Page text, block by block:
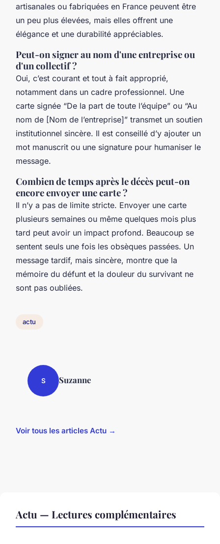
artisanales ou fabriquées en France peuvent être
un peu plus élevées, mais elles offrent une
élégance et une durabilité appréciables.
Peut-on signer au nom d'une entreprise ou
d'un collectif ?
Oui, c’est courant et tout à fait approprié,
notamment dans un cadre professionnel. Une
carte signée “De la part de toute l’équipe” ou “Au
nom de [Nom de l’entreprise]” transmet un soutien
institutionnel sincère. Il est conseillé d’y ajouter un
mot manuscrit ou une signature pour humaniser le
message.
Combien de temps après le décès peut-on
encore envoyer une carte ?
Il n’y a pas de limite stricte. Envoyer une carte
plusieurs semaines ou même quelques mois plus
tard peut avoir un impact profond. Beaucoup se
sentent seuls une fois les obsèques passées. Un
message tardif, mais sincère, montre que la
mémoire du défunt et la douleur du survivant ne
sont pas oubliées.
actu
S Suzanne
Voir tous les articles Actu →
Actu — Lectures complémentaires